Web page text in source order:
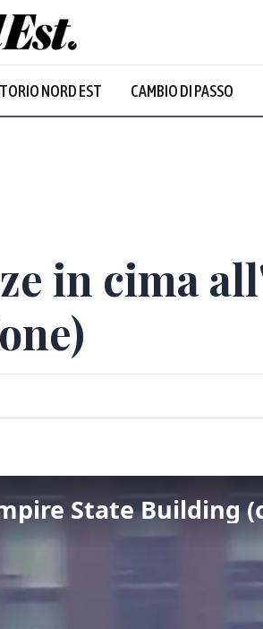
NORD EST CAMBIO DI PASSO
Prevalentemente soleggiato
in cima
State Building